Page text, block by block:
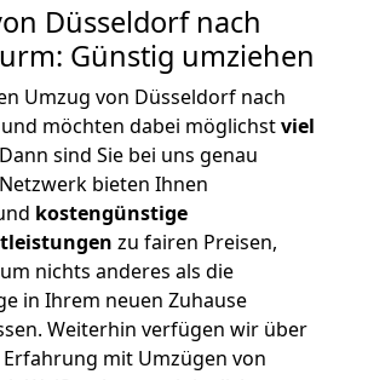
Düsseldorf nach
Günstig umziehen
Umzug von Düsseldorf nach
möchten dabei möglichstviel
Dann sind Sie bei uns genau
bieten Ihnen
kostengünstige
zu fairen Preisen,
nichts anderes als die
in Ihrem neuen Zuhause
Weiterhin verfügen wir über
mit Umzügen von